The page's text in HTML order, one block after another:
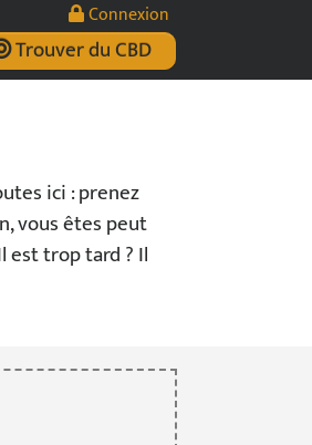
Connexion
Trouver du CBD
ici : prenez
vous êtes peut
est trop tard ? Il